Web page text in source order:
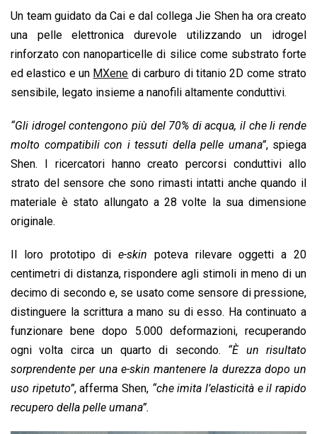
Un team guidato da Cai e dal collega Jie Shen ha ora creato
una pelle elettronica durevole utilizzando un idrogel
rinforzato con nanoparticelle di silice come substrato forte
ed elastico e un MXene di carburo di titanio 2D come strato
sensibile, legato insieme a nanofili altamente conduttivi.
“Gli idrogel contengono più del 70% di acqua, il che li rende
molto compatibili con i tessuti della pelle umana”, spiega
Shen. I ricercatori hanno creato percorsi conduttivi allo
strato del sensore che sono rimasti intatti anche quando il
materiale è stato allungato a 28 volte la sua dimensione
originale.
Il loro prototipo die-skin poteva rilevare oggetti a 20
centimetri di distanza, rispondere agli stimoli in meno di un
decimo di secondo e, se usato come sensore di pressione,
distinguere la scrittura a mano su di esso. Ha continuato a
funzionare bene dopo 5.000 deformazioni, recuperando
ogni volta circa un quarto di secondo. “È un risultato
sorprendente per una e-skin mantenere la durezza dopo un
uso ripetuto”, afferma Shen, “che imita l’elasticità e il rapido
recupero della pelle umana”.